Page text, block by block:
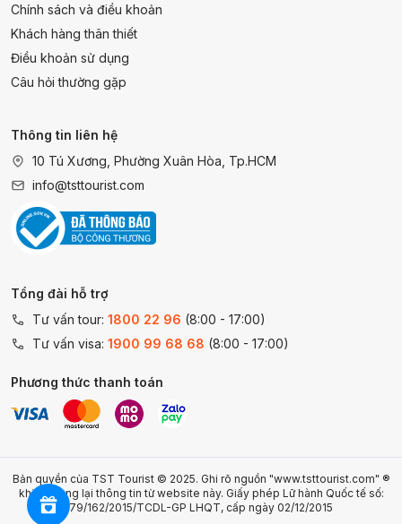
Chính sách và điều khoản
Khách hàng thân thiết
Điều khoản sử dụng
Câu hỏi thường gặp
Thông tin liên hệ
10 Tú Xương, Phường Xuân Hòa, Tp.HCM
info@tsttourist.com
Tổng đài hỗ trợ
Tư vấn tour: 1800 22 96 (8:00 - 17:00)
Tư vấn visa: 1900 99 68 68 (8:00 - 17:00)
Phương thức thanh toán
Bản quyền của TST Tourist © 2025. Ghi rõ nguồn "www.tsttourist.com" ®
khi sử dụng lại thông tin từ website này. Giấy phép Lữ hành Quốc tế số:
79/162/2015/TCDL-GP LHQT, cấp ngày 02/12/2015